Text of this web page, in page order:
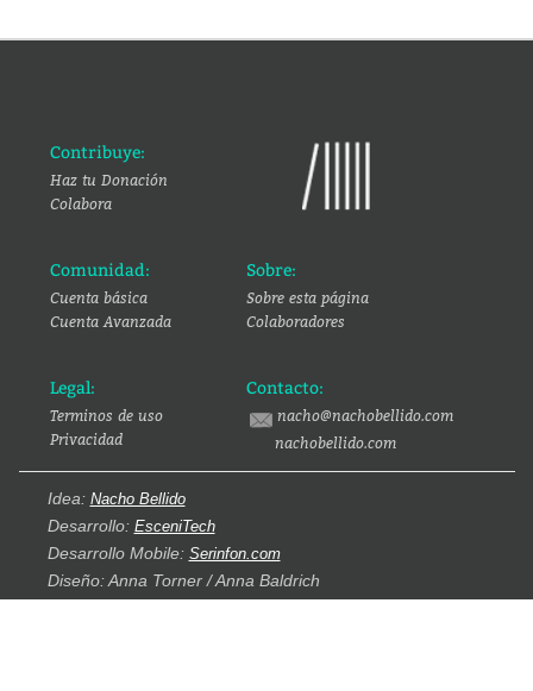
Contribuye:
Haz tu Donación
Colabora
Comunidad:
Cuenta básica
Cuenta Avanzada
Sobre:
Sobre esta página
Colaboradores
Legal:
Terminos de uso
Privacidad
Contacto:
nacho@nachobellido.com
nachobellido.com
Idea: Nacho Bellido
Desarrollo: EsceniTech
Desarrollo Mobile: Serinfon.com
Diseño: Anna Torner / Anna Baldrich